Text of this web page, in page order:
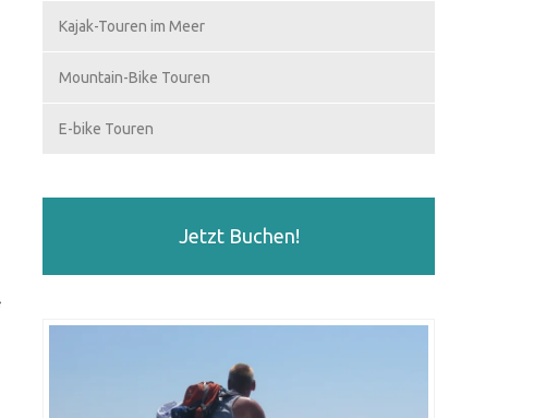
Kajak-Touren im Meer
Mountain-Bike Touren
E-bike Touren
Jetzt Buchen!